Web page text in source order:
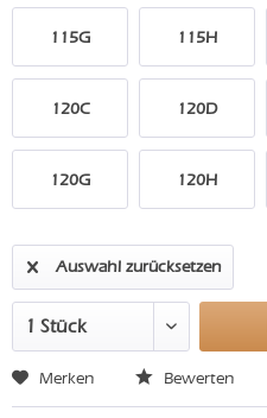
115G 115H
120C 120D
120G 120H
Auswahl zurücksetzen
Merken Bewerten